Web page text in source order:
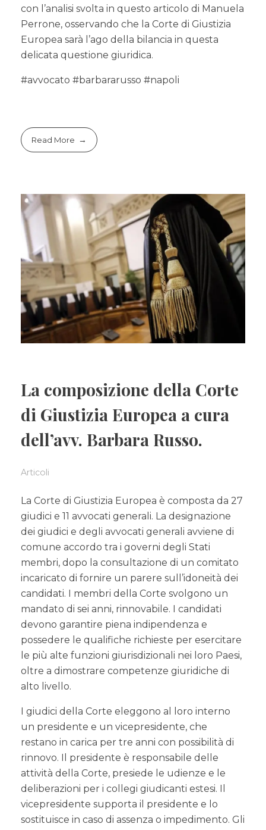
con l’analisi svolta in questo articolo di Manuela
Perrone, osservando che la Corte di Giustizia
Europea sarà l’ago della bilancia in questa
delicata questione giuridica.
#avvocato #barbararusso #napoli
Read More
La composizione della Corte
di Giustizia Europea a cura
dell’avv. Barbara Russo.
Articoli
La Corte di Giustizia Europea è composta da 27
giudici e 11 avvocati generali. La designazione
dei giudici e degli avvocati generali avviene di
comune accordo tra i governi degli Stati
membri, dopo la consultazione di un comitato
incaricato di fornire un parere sull’idoneità dei
candidati. I membri della Corte svolgono un
mandato di sei anni, rinnovabile. I candidati
devono garantire piena indipendenza e
possedere le qualifiche richieste per esercitare
le più alte funzioni giurisdizionali nei loro Paesi,
oltre a dimostrare competenze giuridiche di
alto livello.
I giudici della Corte eleggono al loro interno
un presidente e un vicepresidente, che
restano in carica per tre anni con possibilità di
rinnovo. Il presidente è responsabile delle
attività della Corte, presiede le udienze e le
deliberazioni per i collegi giudicanti estesi. Il
vicepresidente supporta il presidente e lo
sostituisce in caso di assenza o impedimento. Gli